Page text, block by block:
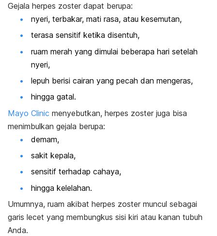
Gejala herpes zoster dapat berupa:
nyeri, terbakar, mati rasa, atau kesemutan,
terasa sensitif ketika disentuh,
ruam merah yang dimulai beberapa hari setelah
nyeri,
lepuh berisi cairan yang pecah dan mengeras,
hingga gatal.
Mayo Clinic menyebutkan, herpes zoster juga bisa
menimbulkan gejala berupa:
demam,
sakit kepala,
sensitif terhadap cahaya,
hingga kelelahan.
Umumnya, ruam akibat herpes zoster muncul sebagai
garis lecet yang membungkus sisi kiri atau kanan tubuh
Anda.